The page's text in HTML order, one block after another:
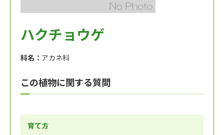
ハクチョウゲ
科名： アカネ科
この植物に関する質問
育て方